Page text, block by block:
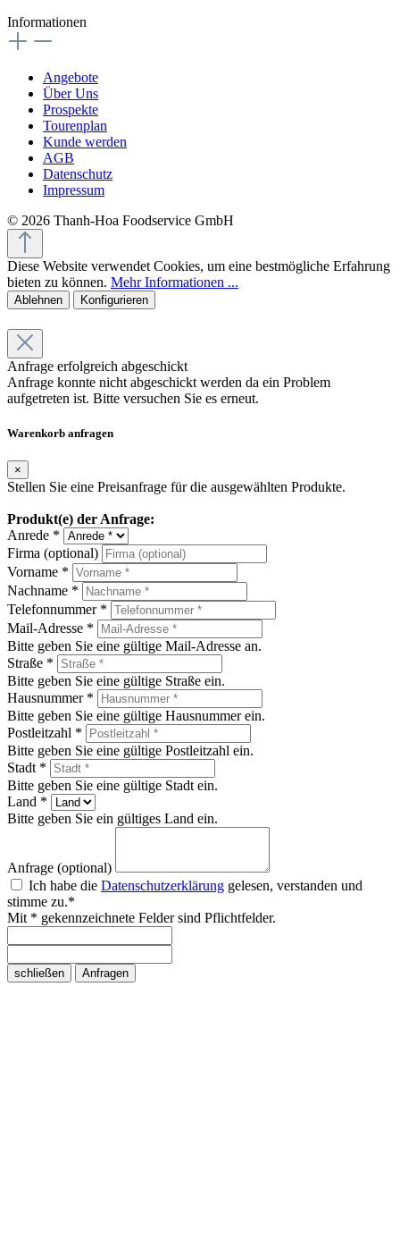
Informationen
Angebote
Über Uns
Prospekte
Tourenplan
Kunde werden
AGB
Datenschutz
Impressum
© 2026 Thanh-Hoa Foodservice GmbH
Diese Website verwendet Cookies, um eine bestmögliche Erfahrung
bieten zu können. Mehr Informationen ...
Ablehnen Konfigurieren
Anfrage erfolgreich abgeschickt
Anfrage konnte nicht abgeschickt werden da ein Problem
aufgetreten ist. Bitte versuchen Sie es erneut.
Warenkorb anfragen
×
Stellen Sie eine Preisanfrage für die ausgewählten Produkte.
Produkt(e) der Anfrage:
Anrede *
Firma (optional)
Vorname *
Nachname *
Telefonnummer *
Mail-Adresse *
Bitte geben Sie eine gültige Mail-Adresse an.
Straße *
Bitte geben Sie eine gültige Straße ein.
Hausnummer *
Bitte geben Sie eine gültige Hausnummer ein.
Postleitzahl *
Bitte geben Sie eine gültige Postleitzahl ein.
Stadt *
Bitte geben Sie eine gültige Stadt ein.
Land *
Bitte geben Sie ein gültiges Land ein.
Anfrage (optional)
Ich habe die Datenschutzerklärung gelesen, verstanden und
stimme zu.*
Mit * gekennzeichnete Felder sind Pflichtfelder.
schließen Anfragen